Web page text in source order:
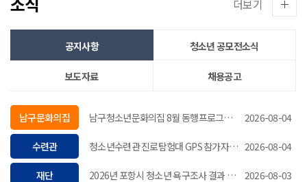
더보기
공지사항 청소년 공모전소식
보도자료 채용공고
남구문화의집 남구청소년문화의집 8월 동행프로그램 감정정원 화분(컵케익)만들기 참여자 모집 2026-08-04
수련관 청소년수련관 진로탐험대 GPS 참가자 모집 2026-08-04
재단 2026년 포항시 청소년 욕구조사 결과 알림 2026-08-03